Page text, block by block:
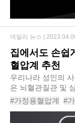
집에서도 손쉽
혈압계 추천
우리나라 성인의
은 뇌혈관질관 및
에 고혈압을 예방
#가정용혈압계 #
#혈압계추천 #비
데일리 뉴스 |